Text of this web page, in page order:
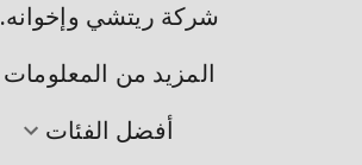
شركة ريتشي وإخوانه.
المزيد من المعلومات
أفضل الفئات